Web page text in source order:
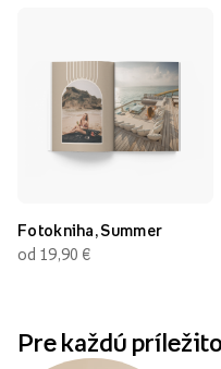
Fotokniha, Summer
od 19,90 €
Pre každú